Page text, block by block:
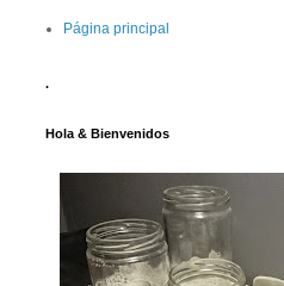
Página principal
.
Hola & Bienvenidos